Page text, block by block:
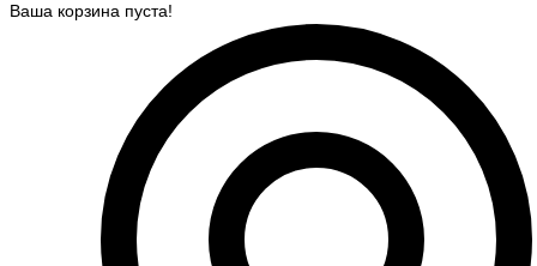
Ваша корзина пуста!